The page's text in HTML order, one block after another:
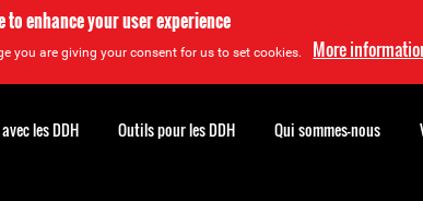
to enhance your user experience
you are giving your consent for us to set cookies. More
les DDH Outils pour les DDH Qui sommes-nous